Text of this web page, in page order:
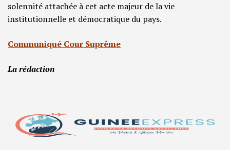
solennité attachée à cet acte majeur de la vie
institutionnelle et démocratique du pays.
Communiqué Cour Suprême
La rédaction